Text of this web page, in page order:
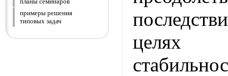
примеры решения
типовых задач
целях